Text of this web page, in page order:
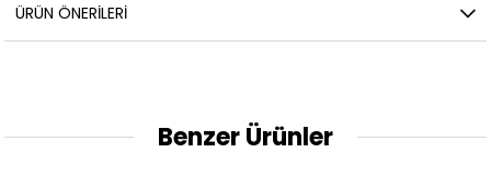
ÜRÜN ÖNERILERI
Benzer Ürünler